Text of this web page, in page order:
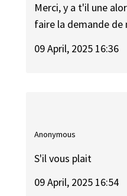
Merci, y a t'il une
faire la demande de
09 April, 2025 16:36
Anonymous
S'il vous plait
09 April, 2025 16:54